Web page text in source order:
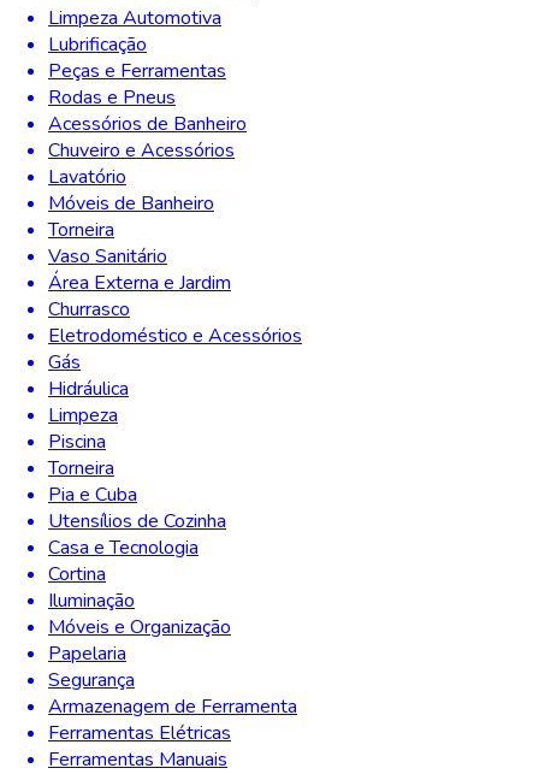
Limpeza Automotiva
Lubrificação
Peças e Ferramentas
Rodas e Pneus
Acessórios de Banheiro
Chuveiro e Acessórios
Lavatório
Móveis de Banheiro
Torneira
Vaso Sanitário
Área Externa e Jardim
Churrasco
Eletrodoméstico e Acessórios
Gás
Hidráulica
Limpeza
Piscina
Torneira
Pia e Cuba
Utensílios de Cozinha
Casa e Tecnologia
Cortina
Iluminação
Móveis e Organização
Papelaria
Segurança
Armazenagem de Ferramenta
Ferramentas Elétricas
Ferramentas Manuais